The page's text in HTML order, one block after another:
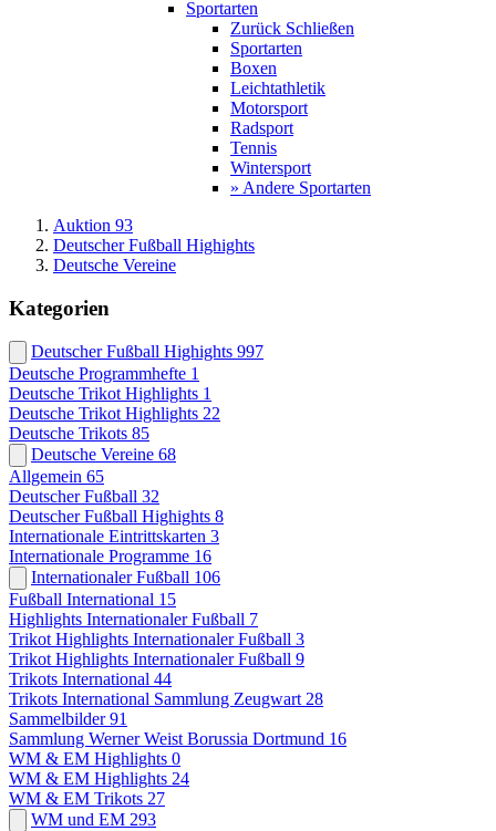
Sportarten
Zurück Schließen
Sportarten
Boxen
Leichtathletik
Motorsport
Radsport
Tennis
Wintersport
» Andere Sportarten
Auktion 93
Deutscher Fußball Highights
Deutsche Vereine
Kategorien
Deutscher Fußball Highights 997
Deutsche Programmhefte 1
Deutsche Trikot Highlights 1
Deutsche Trikot Highlights 22
Deutsche Trikots 85
Deutsche Vereine 68
Allgemein 65
Deutscher Fußball 32
Deutscher Fußball Highights 8
Internationale Eintrittskarten 3
Internationale Programme 16
Internationaler Fußball 106
Fußball International 15
Highlights Internationaler Fußball 7
Trikot Highlights Internationaler Fußball 3
Trikot Highlights Internationaler Fußball 9
Trikots International 44
Trikots International Sammlung Zeugwart28
Sammelbilder 91
Sammlung Werner Weist Borussia Dortmund 16
WM & EM Highlights 0
WM & EM Highlights 24
WM & EM Trikots 27
WM und EM 293